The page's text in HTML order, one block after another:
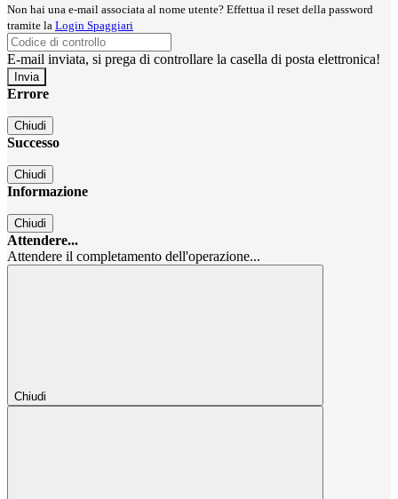
Non hai una e-mail associata al nome utente? Effettua il reset della password
tramite la Login Spaggiari
E-mail inviata, si prega di controllare la casella di posta elettronica!
Errore
Chiudi
Successo
Chiudi
Informazione
Chiudi
Attendere...
Attendere il completamento dell'operazione...
Chiudi